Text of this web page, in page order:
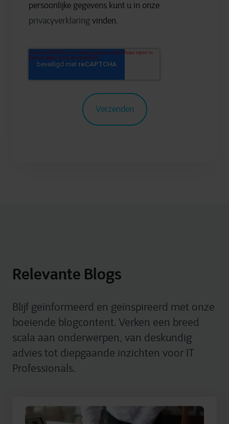
persoonlijke gegevens kunt u in onze
privacyverklaring vinden.
Relevante Blogs
Blijf geïnformeerd en geïnspireerd met onze
boeiende blogcontent. Verken een breed
scala aan onderwerpen, van deskundig
advies tot diepgaande inzichten voor IT
Professionals.